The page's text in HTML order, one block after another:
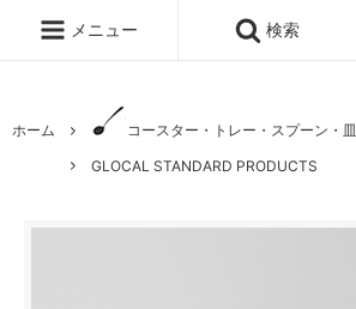
メニュー 検索
ホーム コースター・トレー・スプーン・皿
GLOCAL STANDARD PRODUCTS